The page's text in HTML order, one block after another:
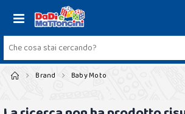
Brand Baby Moto